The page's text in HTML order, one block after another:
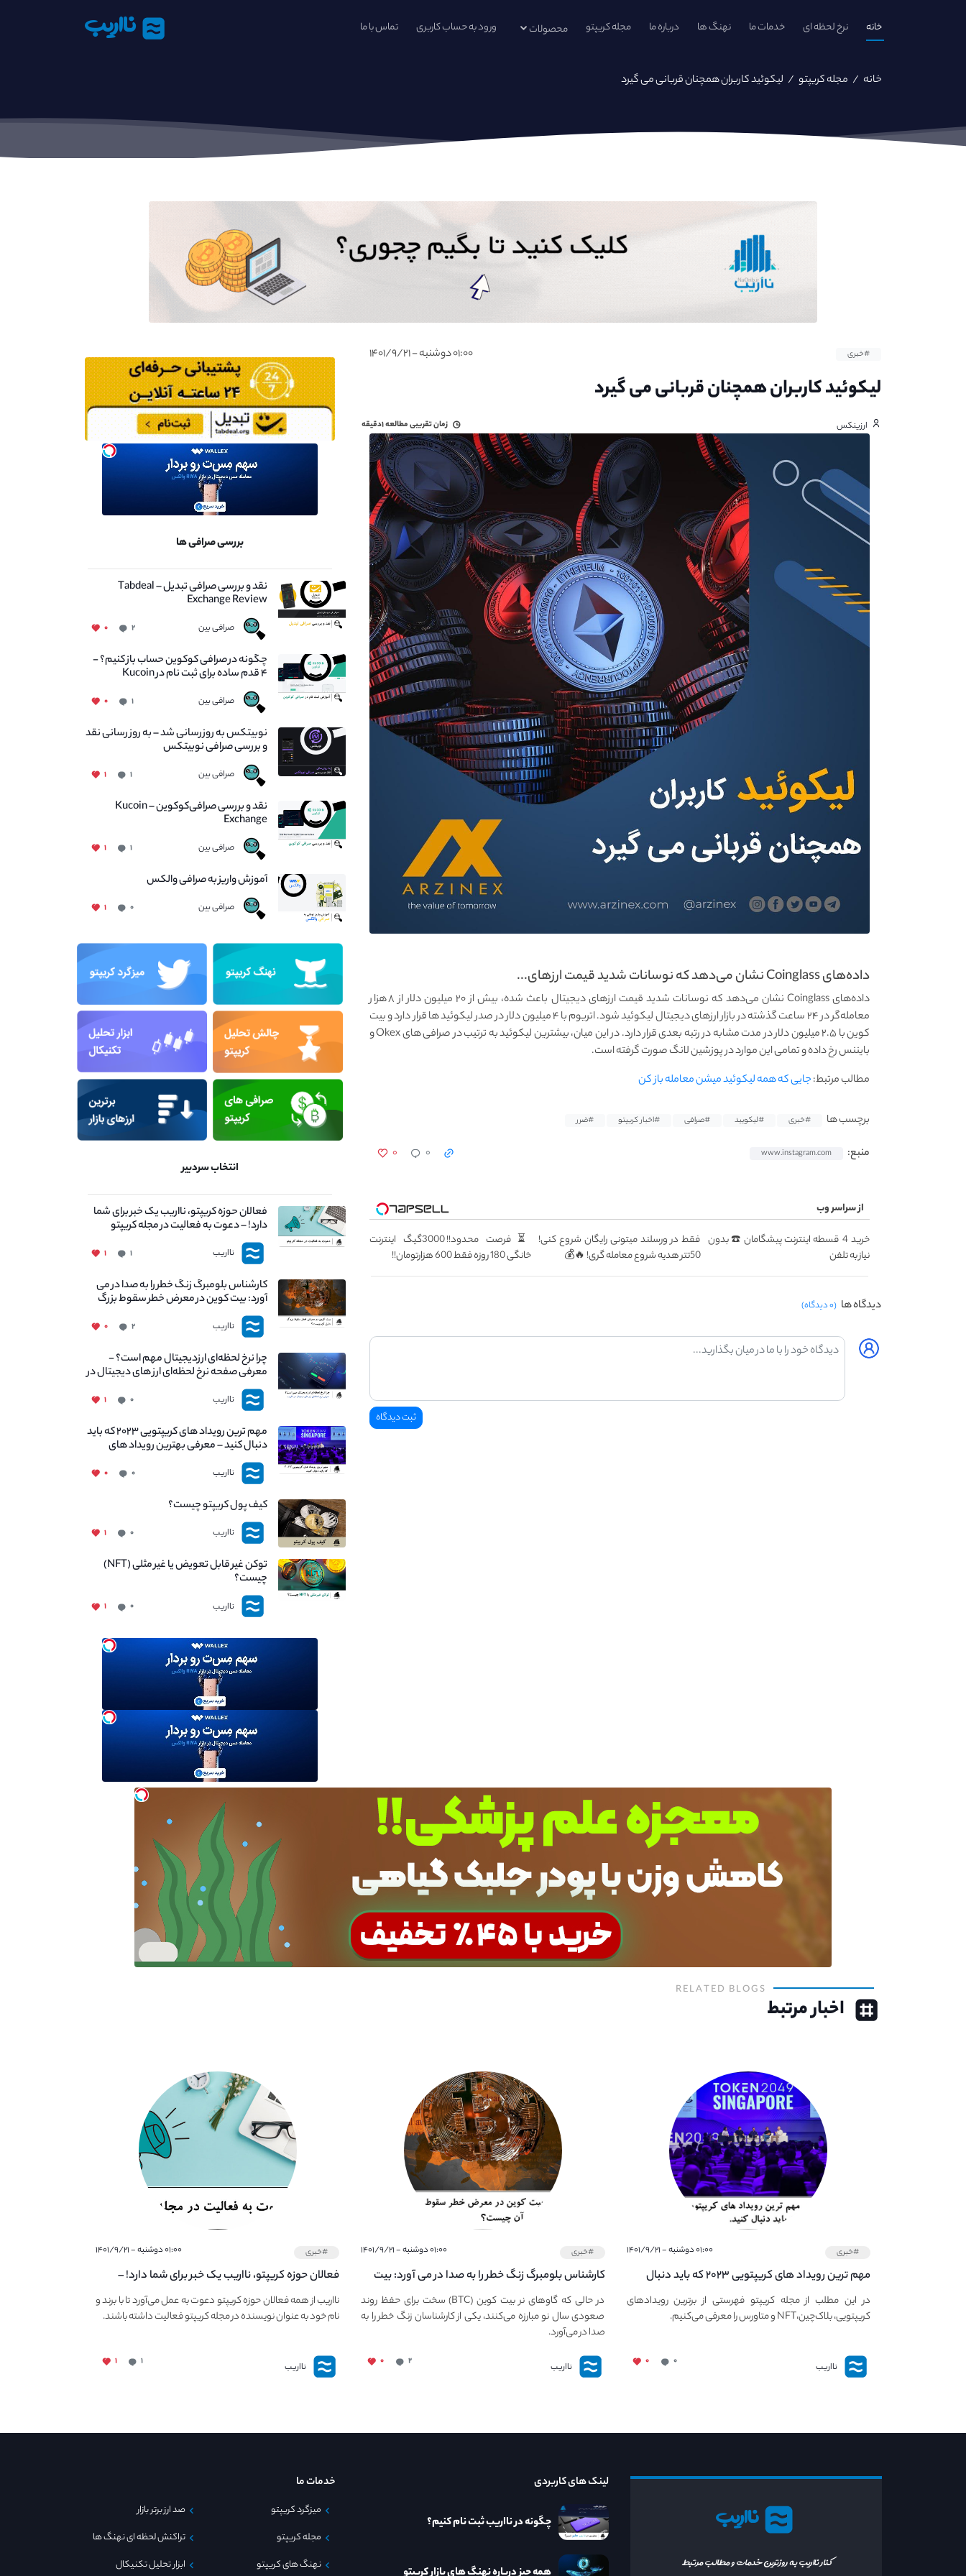
خانه نرخ لحظه ای خدمات ما نهنگ ها درباره ما مجله کریپتو محصولات ورود به حساب کاربری تماس با ما نااریب
خانه / مجله کریپتو / لیکوئید کاربران همچنان قربانی می گیرد
#خبری ۰۱:۰۰ دوشنبه - ۱۴۰۱/۹/۲۱
لیکوئید کاربران همچنان قربانی می گیرد
ارزینکس زمان تقریبی مطالعه۱دقیقه
داده‌های Coinglass نشان می‌دهد که نوسانات شدید قیمت ارزهای...
داده‌های Coinglass نشان می‌دهد که نوسانات شدید قیمت ارزهای دیجیتال باعث شده، بیش از ۲۰ میلیون دلار از ۸ هزار
معامله‌گر در ۲۴ ساعت گذشته در بازار ارزهای دیجیتال لیکوئید شود. اتریوم با ۴ میلیون دلار در صدر لیکوئید ها قرار دارد و بیت
کوین با ۲.۵ میلیون دلار در مدت مشابه در رتبه بعدی قرار دارد. در این میان، بیشترین لیکوئید به ترتیب در صرافی های Okex و
بایننس رخ داده و تمامی این موارد در پوزشین لانگ صورت گرفته است.
مطالب مرتبط:جایی که همه لیکوئید میشن معامله باز کن
برچسب ها #خبری #لیکویید #صرافی #اخبار کریپتو #ضرر
منبع: www.instagram.com ۰ ۰
از سراسر وب
خرید 4 قسطه اینترنت پیشگامان ☎️ بدون
نیاز به تلفن
فقط در ورسلند میتونی رایگان شروع کنی!
50تتر هدیه شروع معامله گری! 🔥💰
⏳فرصت محدود!! 3000گیگ اینترنت
خانگی 180 روزه فقط 600 هزارتومان!!
دیدگاه ها (۰ دیدگاه)
بررسی صرافی ها
نقد و بررسی صرافی تبدیل – Tabdeal
Exchange Review
صرافی بین ۲ ۰
چگونه در صرافی کوکوین حساب باز کنیم؟ -
۴ قدم ساده برای ثبت نام در Kucoin
صرافی بین ۱ ۰
نوبیتکس به روزرسانی شد – به روز رسانی نقد
و بررسی صرافی نوبیتکس
صرافی بین ۱ ۱
نقد و بررسی صرافی‌کوکوین – Kucoin
Exchange
صرافی بین ۱ ۱
آموزش واریز به صرافی والکس
صرافی بین ۰ ۱
انتخاب سردبیر
فعالان حوزه کریپتو، نااریب یک خبر برای شما
دارد! – دعوت به فعالیت در مجله کریپتو
نااریب ۱ ۱
کارشناس بلومبرگ زنگ خطر را به صدا در می
آورد: بیت کوین در معرض خطر سقوط بزرگ
است - دلیل آن چیست؟
نااریب ۲ ۰
چرا نرخ لحظه‌ای ارزدیجیتال مهم است؟ -
معرفی صفحه نرخ لحظه‌ای ارز های دیجیتال در
نااریب
نااریب ۰ ۱
مهم ترین رویداد های کریپتویی ۲۰۲۳ که باید
دنبال کنید – معرفی بهترین رویداد های
جهانی
نااریب ۰ ۰
کیف پول کریپتو چیست؟
نااریب ۰ ۱
توکن غیر قابل تعویض یا غیر مثلی (NFT)
چیست؟
نااریب ۰ ۱
RELATED BLOGS
اخبار مرتبط
#خبری ۰۱:۰۰ دوشنبه - ۱۴۰۱/۹/۲۱
مهم ترین رویداد های کریپتویی ۲۰۲۳ که باید دنبال
کنید – معرفی بهترین رویداد های جهانی
در این مطلب از مجله کریپتو فهرستی از برترین رویدادهای
کریپتویی، بلاک‌چین،NFT و متاورس را معرفی می‌کنیم.
نااریب ۰ ۰
#خبری ۰۱:۰۰ دوشنبه - ۱۴۰۱/۹/۲۱
کارشناس بلومبرگ زنگ خطر را به صدا در می آورد: بیت
کوین در معرض خطر سقوط بزرگ است - دلیل آن
چیست؟
در حالی که گاوهای نر بیت کوین (BTC) سخت برای حفظ روند
صعودی سال نو مبارزه می‌کنند، یکی از کارشناسان زنگ خطر را به
صدا در می‌آورد.
نااریب ۲ ۰
#خبری ۰۱:۰۰ دوشنبه - ۱۴۰۱/۹/۲۱
فعالان حوزه کریپتو، نااریب یک خبر برای شما دارد! –
دعوت به فعالیت در مجله کریپتو
نااریب از همه فعالان حوزه کریپتو دعوت به عمل می‌آورد تا با برند و
نام خود به عنوان نویسنده در مجله کریپتو فعالیت داشته باشند.
نااریب ۱ ۱
نااریب
کنار نااریب به روزترین خدمات و مطالب مرتبط
لینک های کاربردی
چگونه در نااریب ثبت نام کنیم؟
خدمات ما
میزگرد کریپتو
مجله کریپتو
نهنگ های کریپتو
صد ارز برتر بازار
تراکنش لحظه ای نهنگ ها
ابزار تحلیل تکنیکال